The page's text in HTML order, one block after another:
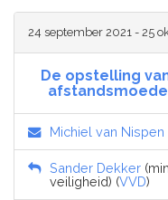
24 september 2021 - 25
De opstelling
Michiel van Nispen
Sander Dekker
veiligheid) (VVD)